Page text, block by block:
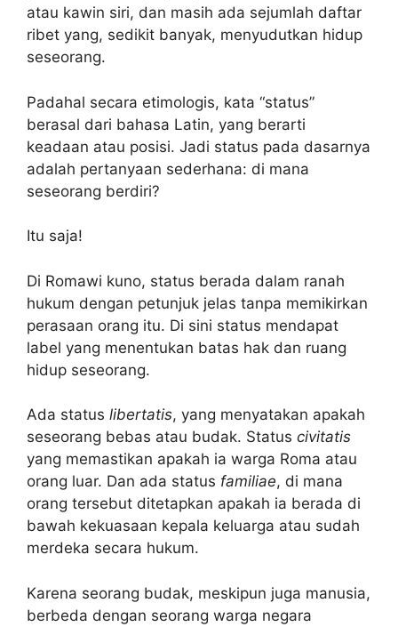
atau kawin siri, dan masih ada sejumlah daftar
ribet yang, sedikit banyak, menyudutkan hidup
seseorang.
Padahal secara etimologis, kata “status”
berasal dari bahasa Latin, yang berarti
keadaan atau posisi. Jadi status pada dasarnya
adalah pertanyaan sederhana: di mana
seseorang berdiri?
Itu saja!
Di Romawi kuno, status berada dalam ranah
hukum dengan petunjuk jelas tanpa memikirkan
perasaan orang itu. Di sini status mendapat
label yang menentukan batas hak dan ruang
hidup seseorang.
Ada status libertatis, yang menyatakan apakah
seseorang bebas atau budak. Status civitatis
yang memastikan apakah ia warga Roma atau
orang luar. Dan ada status familiae, di mana
orang tersebut ditetapkan apakah ia berada di
bawah kekuasaan kepala keluarga atau sudah
merdeka secara hukum.
Karena seorang budak, meskipun juga manusia,
berbeda dengan seorang warga negara